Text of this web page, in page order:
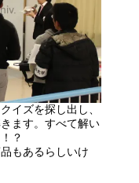
イズを探し出し、
ます。すべて解い
？
もあるらしいけ